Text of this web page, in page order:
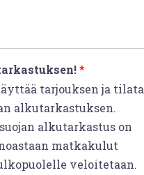
*
tarjouksen ja tilata
alkutarkastuksen.
alkutarkastus on
matkakulut
veloitetaan.